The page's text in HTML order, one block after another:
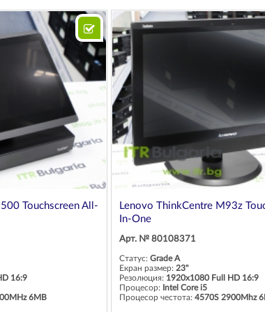
Touchscreen All-
16:9
6MB
Lenovo ThinkCentre M93z
In-One
Арт. № 80108371
Статус: Grade A
Екран размер: 23"
Резолюция: 1920x1080 Full HD 16:9
Процесор: Intel Core i5
Процесор честота: 4570S 2900Mhz